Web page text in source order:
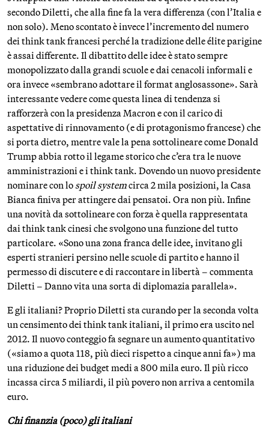
secondo Diletti, che alla fine fa la vera differenza (con l’Italia e
non solo). Meno scontato è invece l’incremento del numero
dei think tank francesi perché la tradizione delle élite parigine
è assai differente. Il dibattito delle idee è stato sempre
monopolizzato dalla grandi scuole e dai cenacoli informali e
ora invece «sembrano adottare il format anglosassone». Sarà
interessante vedere come questa linea di tendenza si
rafforzerà con la presidenza Macron e con il carico di
aspettative di rinnovamento (e di protagonismo francese) che
si porta dietro, mentre vale la pena sottolineare come Donald
Trump abbia rotto il legame storico che c’era tra le nuove
amministrazioni e i think tank. Dovendo un nuovo presidente
nominare con lo spoil systemcirca 2 mila posizioni, la Casa
Bianca finiva per attingere dai pensatoi. Ora non più. Infine
una novità da sottolineare con forza è quella rappresentata
dai think tank cinesi che svolgono una funzione del tutto
particolare. «Sono una zona franca delle idee, invitano gli
esperti stranieri persino nelle scuole di partito e hanno il
permesso di discutere e di raccontare in libertà – commenta
Diletti – Danno vita una sorta di diplomazia parallela».
E gli italiani? Proprio Diletti sta curando per la seconda volta
un censimento dei think tank italiani, il primo era uscito nel
2012. Il nuovo conteggio fa segnare un aumento quantitativo
(«siamo a quota 118, più dieci rispetto a cinque anni fa») ma
una riduzione dei budget medi a 800 mila euro. Il più ricco
incassa circa 5 miliardi, il più povero non arriva a centomila
euro.
Chi finanzia (poco) gli italiani